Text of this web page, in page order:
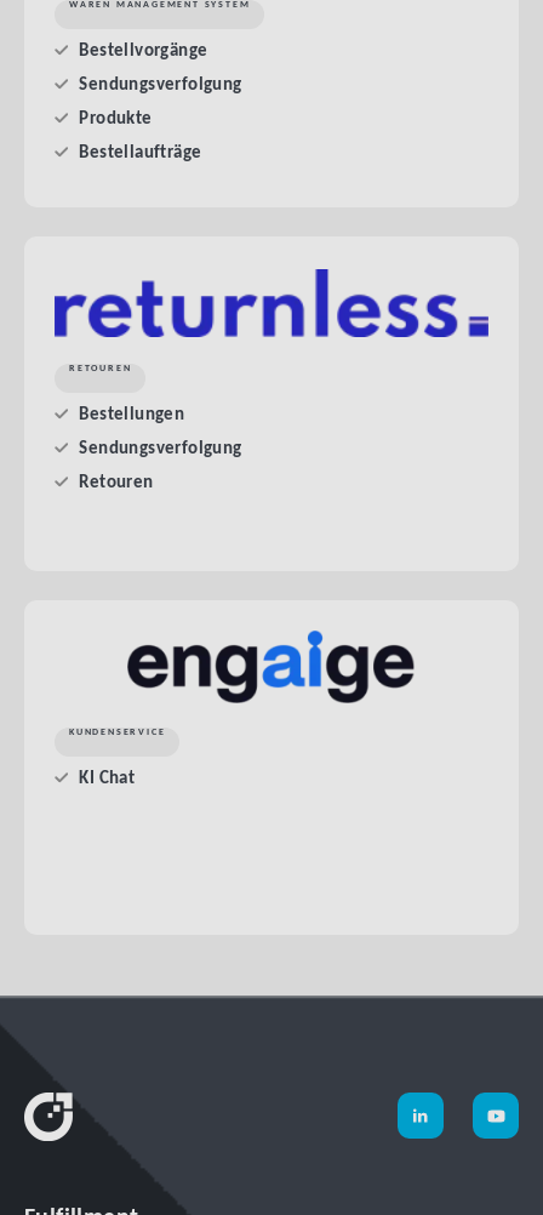
WAREN MANAGEMENT SYSTEM
Bestellvorgänge
Sendungsverfolgung
Produkte
Bestellaufträge
RETOUREN
Bestellungen
Sendungsverfolgung
Retouren
KUNDENSERVICE
KI Chat